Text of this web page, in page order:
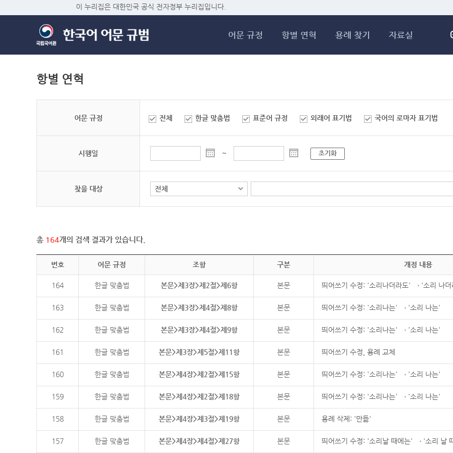
이 누리집은 대한민국 공식 전자정부 누리집입니다.
어문 규정 항별 연혁 용례 찾기 자료실
항별 연혁
어문 규정 전체 한글 맞춤법 표준어 규정 외래어 표기법 국어의 로마자 표기법
시행일 ~ 초기화
찾을 대상
총 164개의 검색 결과가 있습니다.
번호 어문 규정 조항 구분 개정 내용
164 한글 맞춤법 본문>제3장>제2절>제6항 본문 띄어쓰기 수정: '소리나더라도' → '소리 나더
163 한글 맞춤법 본문>제3장>제4절>제8항 본문 띄어쓰기 수정: '소리나는' → '소리 나는'
162 한글 맞춤법 본문>제3장>제4절>제9항 본문 띄어쓰기 수정: '소리나는' → '소리 나는'
161 한글 맞춤법 본문>제3장>제5절>제11항 본문 띄어쓰기 수정, 용례 교체
160 한글 맞춤법 본문>제4장>제2절>제15항 본문 띄어쓰기 수정: '소리나는' → '소리 나는'
159 한글 맞춤법 본문>제4장>제2절>제18항 본문 띄어쓰기 수정: '소리나는' → '소리 나는'
158 한글 맞춤법 본문>제4장>제3절>제19항 본문 용례 삭제: '만듦'
157 한글 맞춤법 본문>제4장>제4절>제27항 본문 띄어쓰기 수정: '소리날 때에는' → '소리 날